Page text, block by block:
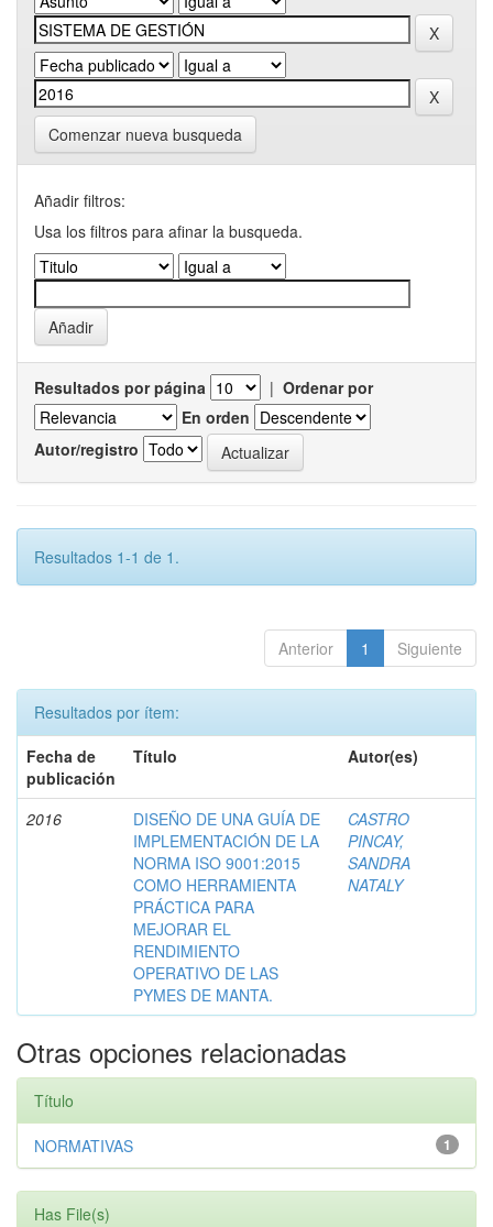
Comenzar nueva busqueda
Añadir filtros:
Usa los filtros para afinar la busqueda.
Resultados por página | Ordenar por
En orden
Autor/registro
Resultados 1-1 de 1.
Anterior 1 Siguiente
Resultados por ítem:
Fecha de
publicación
Título Autor(es)
2016
DISEÑO DE UNA GUÍA DE
IMPLEMENTACIÓN DE LA
NORMA ISO 9001:2015
COMO HERRAMIENTA
PRÁCTICA PARA
MEJORAR EL
RENDIMIENTO
OPERATIVO DE LAS
PYMES DE MANTA.
CASTRO
PINCAY,
SANDRA
NATALY
Otras opciones relacionadas
Título
1
NORMATIVAS
Has File(s)